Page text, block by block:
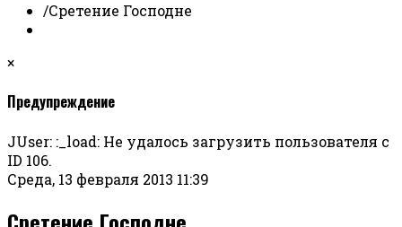
/Сретение Господне
×
Предупреждение
JUser: :_load: Не удалось загрузить пользователя с
ID 106.
Среда, 13 февраля 2013 11:39